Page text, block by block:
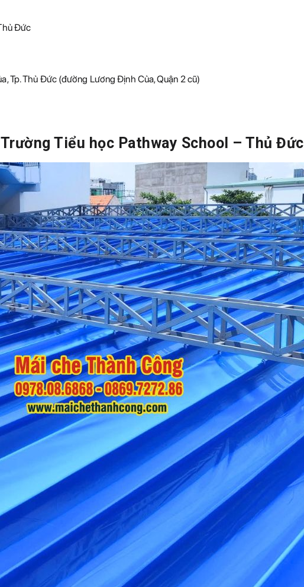
Đức
Tp. Thủ Đức (đường Lương Định Của, Quận 2 cũ)
Tiểu học Pathway School – Thủ Đức